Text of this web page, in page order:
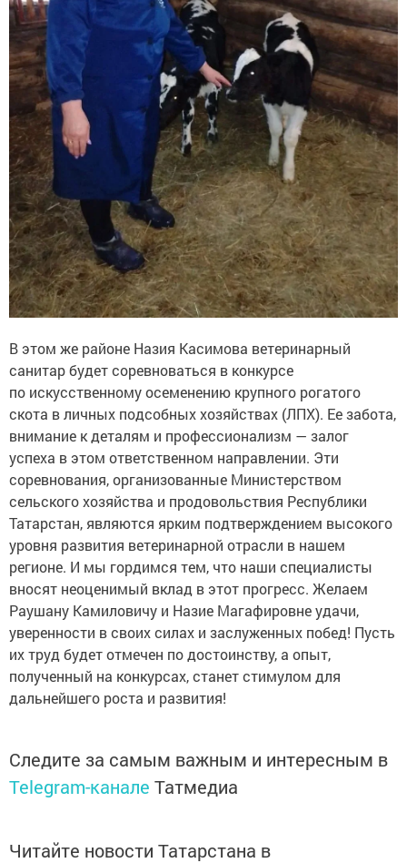
В этом же районе Назия Касимова ветеринарный
санитар будет соревноваться в конкурсе
по искусственному осеменению крупного рогатого
скота в личных подсобных хозяйствах (ЛПХ). Ее забота,
внимание к деталям и профессионализм — залог
успеха в этом ответственном направлении. Эти
соревнования, организованные Министерством
сельского хозяйства и продовольствия Республики
Татарстан, являются ярким подтверждением высокого
уровня развития ветеринарной отрасли в нашем
регионе. И мы гордимся тем, что наши специалисты
вносят неоценимый вклад в этот прогресс. Желаем
Раушану Камиловичу и Назие Магафировне удачи,
уверенности в своих силах и заслуженных побед! Пусть
их труд будет отмечен по достоинству, а опыт,
полученный на конкурсах, станет стимулом для
дальнейшего роста и развития!
Следите за самым важным и интересным в
Telegram-канале Татмедиа
Читайте новости Татарстана в